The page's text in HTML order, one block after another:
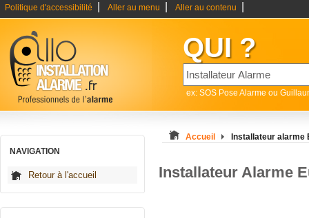
Politique d'accessibilité Aller au menu Aller au contenu
QUI ?
ex: SOS Pose Alarme ou
NAVIGATION
Retour à l'accueil
Accueil Installateur alarme
Installateur Alarme